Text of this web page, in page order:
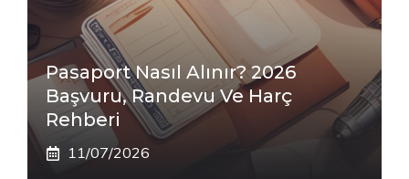
Pasaport Nasıl Alınır? 2026
Başvuru, Randevu Ve Harç
Rehberi
11/07/2026